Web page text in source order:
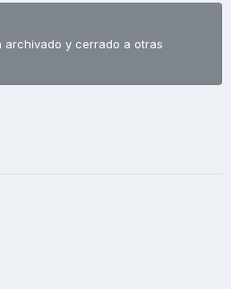
archivado y cerrado a otras